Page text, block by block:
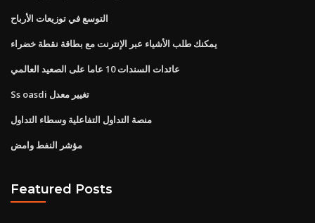
التوسع في توزيعات الأرباح
يمكنك طلب الأشياء عبر الإنترنت مع بطاقة نقطة خضراء
عائدات السندات 10 عاما على الصعيد العالمي
Ss oasdi تغيير معدل
منصة التداول التفاعلية وسطاء التداول
مؤشر النفط وامض
Featured Posts